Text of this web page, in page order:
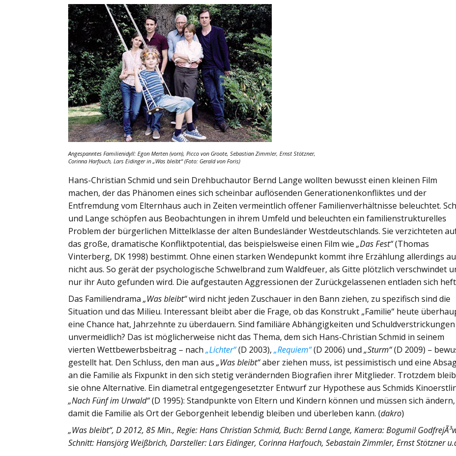
Angespanntes Familienidyll: Egon Merten (vorn), Picco von Groote, Sebastian Zimmler, Ernst Stötzner,
Corinna Harfouch, Lars Eidinger in„Was bleibt“(Foto: Gerald von Foris)
Hans-Christian Schmid und sein Drehbuchautor Bernd Lange wollten bewusst einen kleinen Film
machen, der das Phänomen eines sich scheinbar auflösenden Generationenkonfliktes und der
Entfremdung vom Elternhaus auch in Zeiten vermeintlich offener Familienverhältnisse beleuchtet.
und Lange schöpfen aus Beobachtungen in ihrem Umfeld und beleuchten ein familienstrukturelles
Problem der bürgerlichen Mittelklasse der alten Bundesländer Westdeutschlands. Sie verzichteten
das große, dramatische Konfliktpotential, das beispielsweise einen Film wie„Das Fest“(Thomas
Vinterberg, DK 1998) bestimmt. Ohne einen starken Wendepunkt kommt ihre Erzählung allerdings
nicht aus. So gerät der psychologische Schwelbrand zum Waldfeuer, als Gitte plötzlich verschwindet
nur ihr Auto gefunden wird. Die aufgestauten Aggressionen der Zurückgelassenen entladen sich
Das Familiendrama„Was bleibt“wird nicht jeden Zuschauer in den Bann ziehen, zu spezifisch sind die
Situation und das Milieu. Interessant bleibt aber die Frage, ob das Konstrukt „Familie“ heute
eine Chance hat, Jahrzehnte zu überdauern. Sind familiäre Abhängigkeiten und Schuldverstrickungen
unvermeidlich? Das ist möglicherweise nicht das Thema, dem sich Hans-Christian Schmid in seinem
vierten Wettbewerbsbeitrag – nach„Lichter“(D 2003),„Requiem“(D 2006) und„Sturm“(D 2009) –
gestellt hat. Den Schluss, den man aus„Was bleibt“aber ziehen muss, ist pessimistisch und eine
an die Familie als Fixpunkt in den sich stetig verändernden Biografien ihrer Mitglieder. Trotzdem
sie ohne Alternative. Ein diametral entgegengesetzter Entwurf zur Hypothese aus Schmids
„Nach Fünf im Urwald“(D 1995): Standpunkte von Eltern und Kindern können und müssen sich ändern,
damit die Familie als Ort der Geborgenheit lebendig bleiben und überleben kann. (dakro)
„Was bleibt“, D 2012, 85 Min., Regie: Hans Christian Schmid, Buch: Bernd Lange, Kamera:Bogumil
Schnitt:Hansjörg Weißbrich, Darsteller: Lars Eidinger, Corinna Harfouch, Sebastain Zimmler, Ernst Stötzner